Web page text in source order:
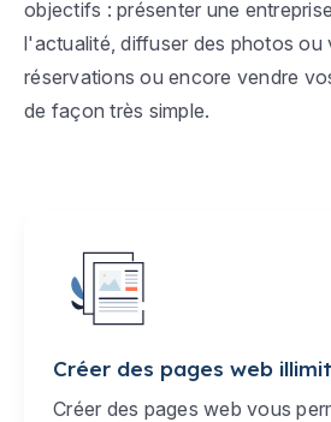
objectifs : présenter une
l'actualité, diffuser des photos ou
réservations ou encore vendre
de façon très simple.
Créer des pages web
Créer des pages web vous